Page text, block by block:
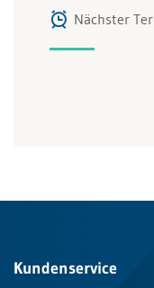
Nächster
Kundenservice